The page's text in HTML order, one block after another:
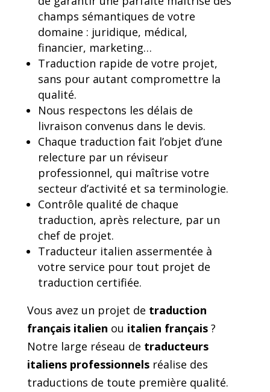
champs sémantiques de votre
domaine : juridique, médical,
financier, marketing…
Traduction rapide de votre projet,
sans pour autant compromettre la
qualité.
Nous respectons les délais de
livraison convenus dans le devis.
Chaque traduction fait l’objet d’une
relecture par un réviseur
professionnel, qui maîtrise votre
secteur d’activité et sa terminologie.
Contrôle qualité de chaque
traduction, après relecture, par un
chef de projet.
Traducteur italien assermentée à
votre service pour tout projet de
traduction certifiée.
Vous avez un projet de traduction
français italien ou italien français?
Notre large réseau de traducteurs
italiens professionnelsréalise des
traductions de toute première qualité.